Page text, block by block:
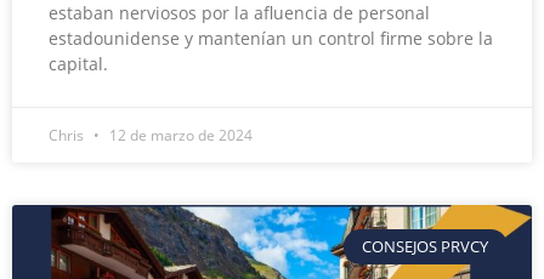
estaban nerviosos por la afluencia de personal
estadounidense y mantenían un control firme sobre la
capital.
Chris 12 de marzo de 2024
CONSEJOS PRVCY